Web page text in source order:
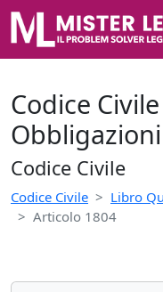
Codice
Codice Civile
Codice Civile Libro
Articolo 1804